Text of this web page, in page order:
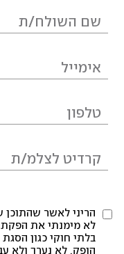
הריני לאשר שהתוכן
לא מימנתי את
בלתי חוקי כגון
הופק, לא נערך ולא